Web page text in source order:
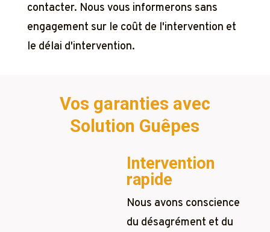
contacter. Nous vous informerons sans
engagement sur le coût de l'intervention et
le délai d'intervention.
Vos garanties avec
Solution Guêpes
Intervention
rapide
Nous avons conscience
du désagrément et du